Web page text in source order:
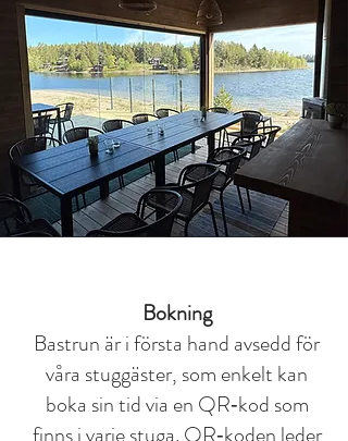
Bokning
Bastrun är i första hand avsedd för
våra stuggäster, som enkelt kan
boka sin tid via en QR‑kod som